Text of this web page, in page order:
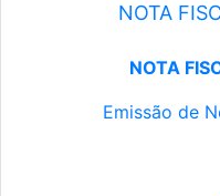
NOTA
NOTA
Emissão de